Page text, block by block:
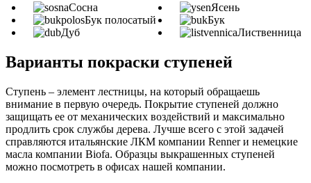
Сосна
Ясень
Бук полосатый
Бук
Дуб
Лиственница
Варианты покраски ступеней
Ступень – элемент лестницы, на который обращаешь
внимание в первую очередь. Покрытие ступеней должно
защищать ее от механических воздействий и максимально
продлить срок службы дерева. Лучше всего с этой задачей
справляются итальянские ЛКМ компании Renner и немецкие
масла компании Biofa. Образцы выкрашенных ступеней
можно посмотреть в офисах нашей компании.